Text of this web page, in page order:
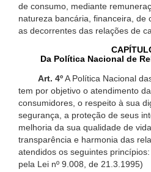
de consumo, mediante
natureza bancária, financeira, de
as decorrentes das relações de
Da Política Nacional de
Art. 4ºA Política Nacional
tem por objetivo o atendimento
consumidores, o respeito à sua
segurança, a proteção de seus
melhoria da sua qualidade de
transparência e harmonia das
atendidos os seguintes
pela Lei nº 9.008, de 21.3.1995)